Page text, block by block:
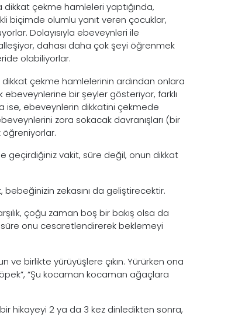
çekme hamleleri yaptığında,
biçimde olumlu yanıt veren çocuklar,
Dolayısıyla ebeveynleri ile
dahası daha çok şeyi öğrenmek
olabiliyorlar.
çekme hamlelerinin ardından onlara
bir şeyler gösteriyor, farklı
ise, ebeveynlerin dikkatini çekmede
zora sokacak davranışları (bir
öğreniyorlar.
geçirdiğiniz vakit, süre değil, onun dikkat
bebeğinizin zekasını da geliştirecektir.
çoğu zaman boş bir bakış olsa da
onu cesaretlendirerek beklemeyi
birlikte yürüyüşlere çıkın. Yürürken ona
“Şu kocaman kocaman ağaçlara
hikayeyi 2 ya da 3 kez dinledikten sonra,